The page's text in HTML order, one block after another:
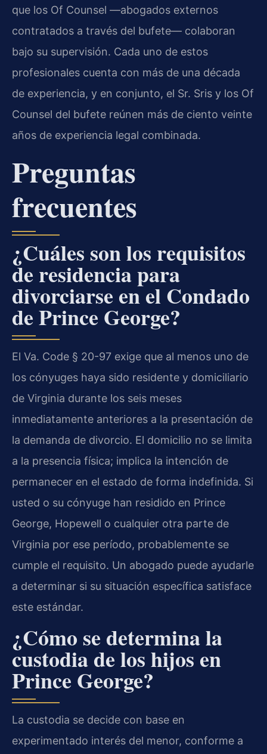
que los Of Counsel —abogados externos
contratados a través del bufete— colaboran
bajo su supervisión. Cada uno de estos
profesionales cuenta con más de una década
de experiencia, y en conjunto, el Sr. Sris y los Of
Counsel del bufete reúnen más de ciento veinte
años de experiencia legal combinada.
Preguntas
frecuentes
¿Cuáles son los requisitos
de residencia para
divorciarse en el Condado
de Prince George?
El Va. Code § 20-97 exige que al menos uno de
los cónyuges haya sido residente y domiciliario
de Virginia durante los seis meses
inmediatamente anteriores a la presentación de
la demanda de divorcio. El domicilio no se limita
a la presencia física; implica la intención de
permanecer en el estado de forma indefinida. Si
usted o su cónyuge han residido en Prince
George, Hopewell o cualquier otra parte de
Virginia por ese período, probablemente se
cumple el requisito. Un abogado puede ayudarle
a determinar si su situación específica satisface
este estándar.
¿Cómo se determina la
custodia de los hijos en
Prince George?
La custodia se decide con base en
experimentado interés del menor, conforme a